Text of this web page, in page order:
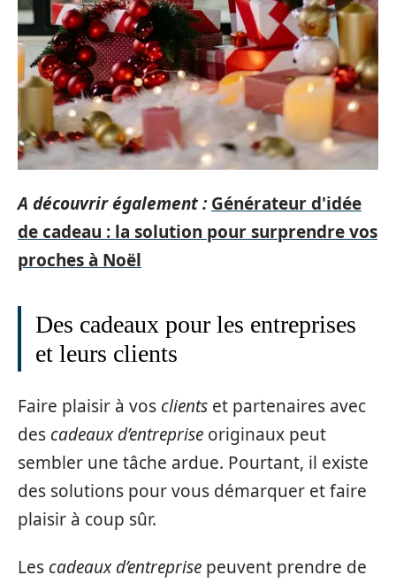
A découvrir également : Générateur d'idée
de cadeau : la solution pour surprendre vos
proches à Noël
Des cadeaux pour les entreprises
et leurs clients
Faire plaisir à vos clients et partenaires avec
des cadeaux d’entreprise originaux peut
sembler une tâche ardue. Pourtant, il existe
des solutions pour vous démarquer et faire
plaisir à coup sûr.
Les cadeaux d’entreprise peuvent prendre de